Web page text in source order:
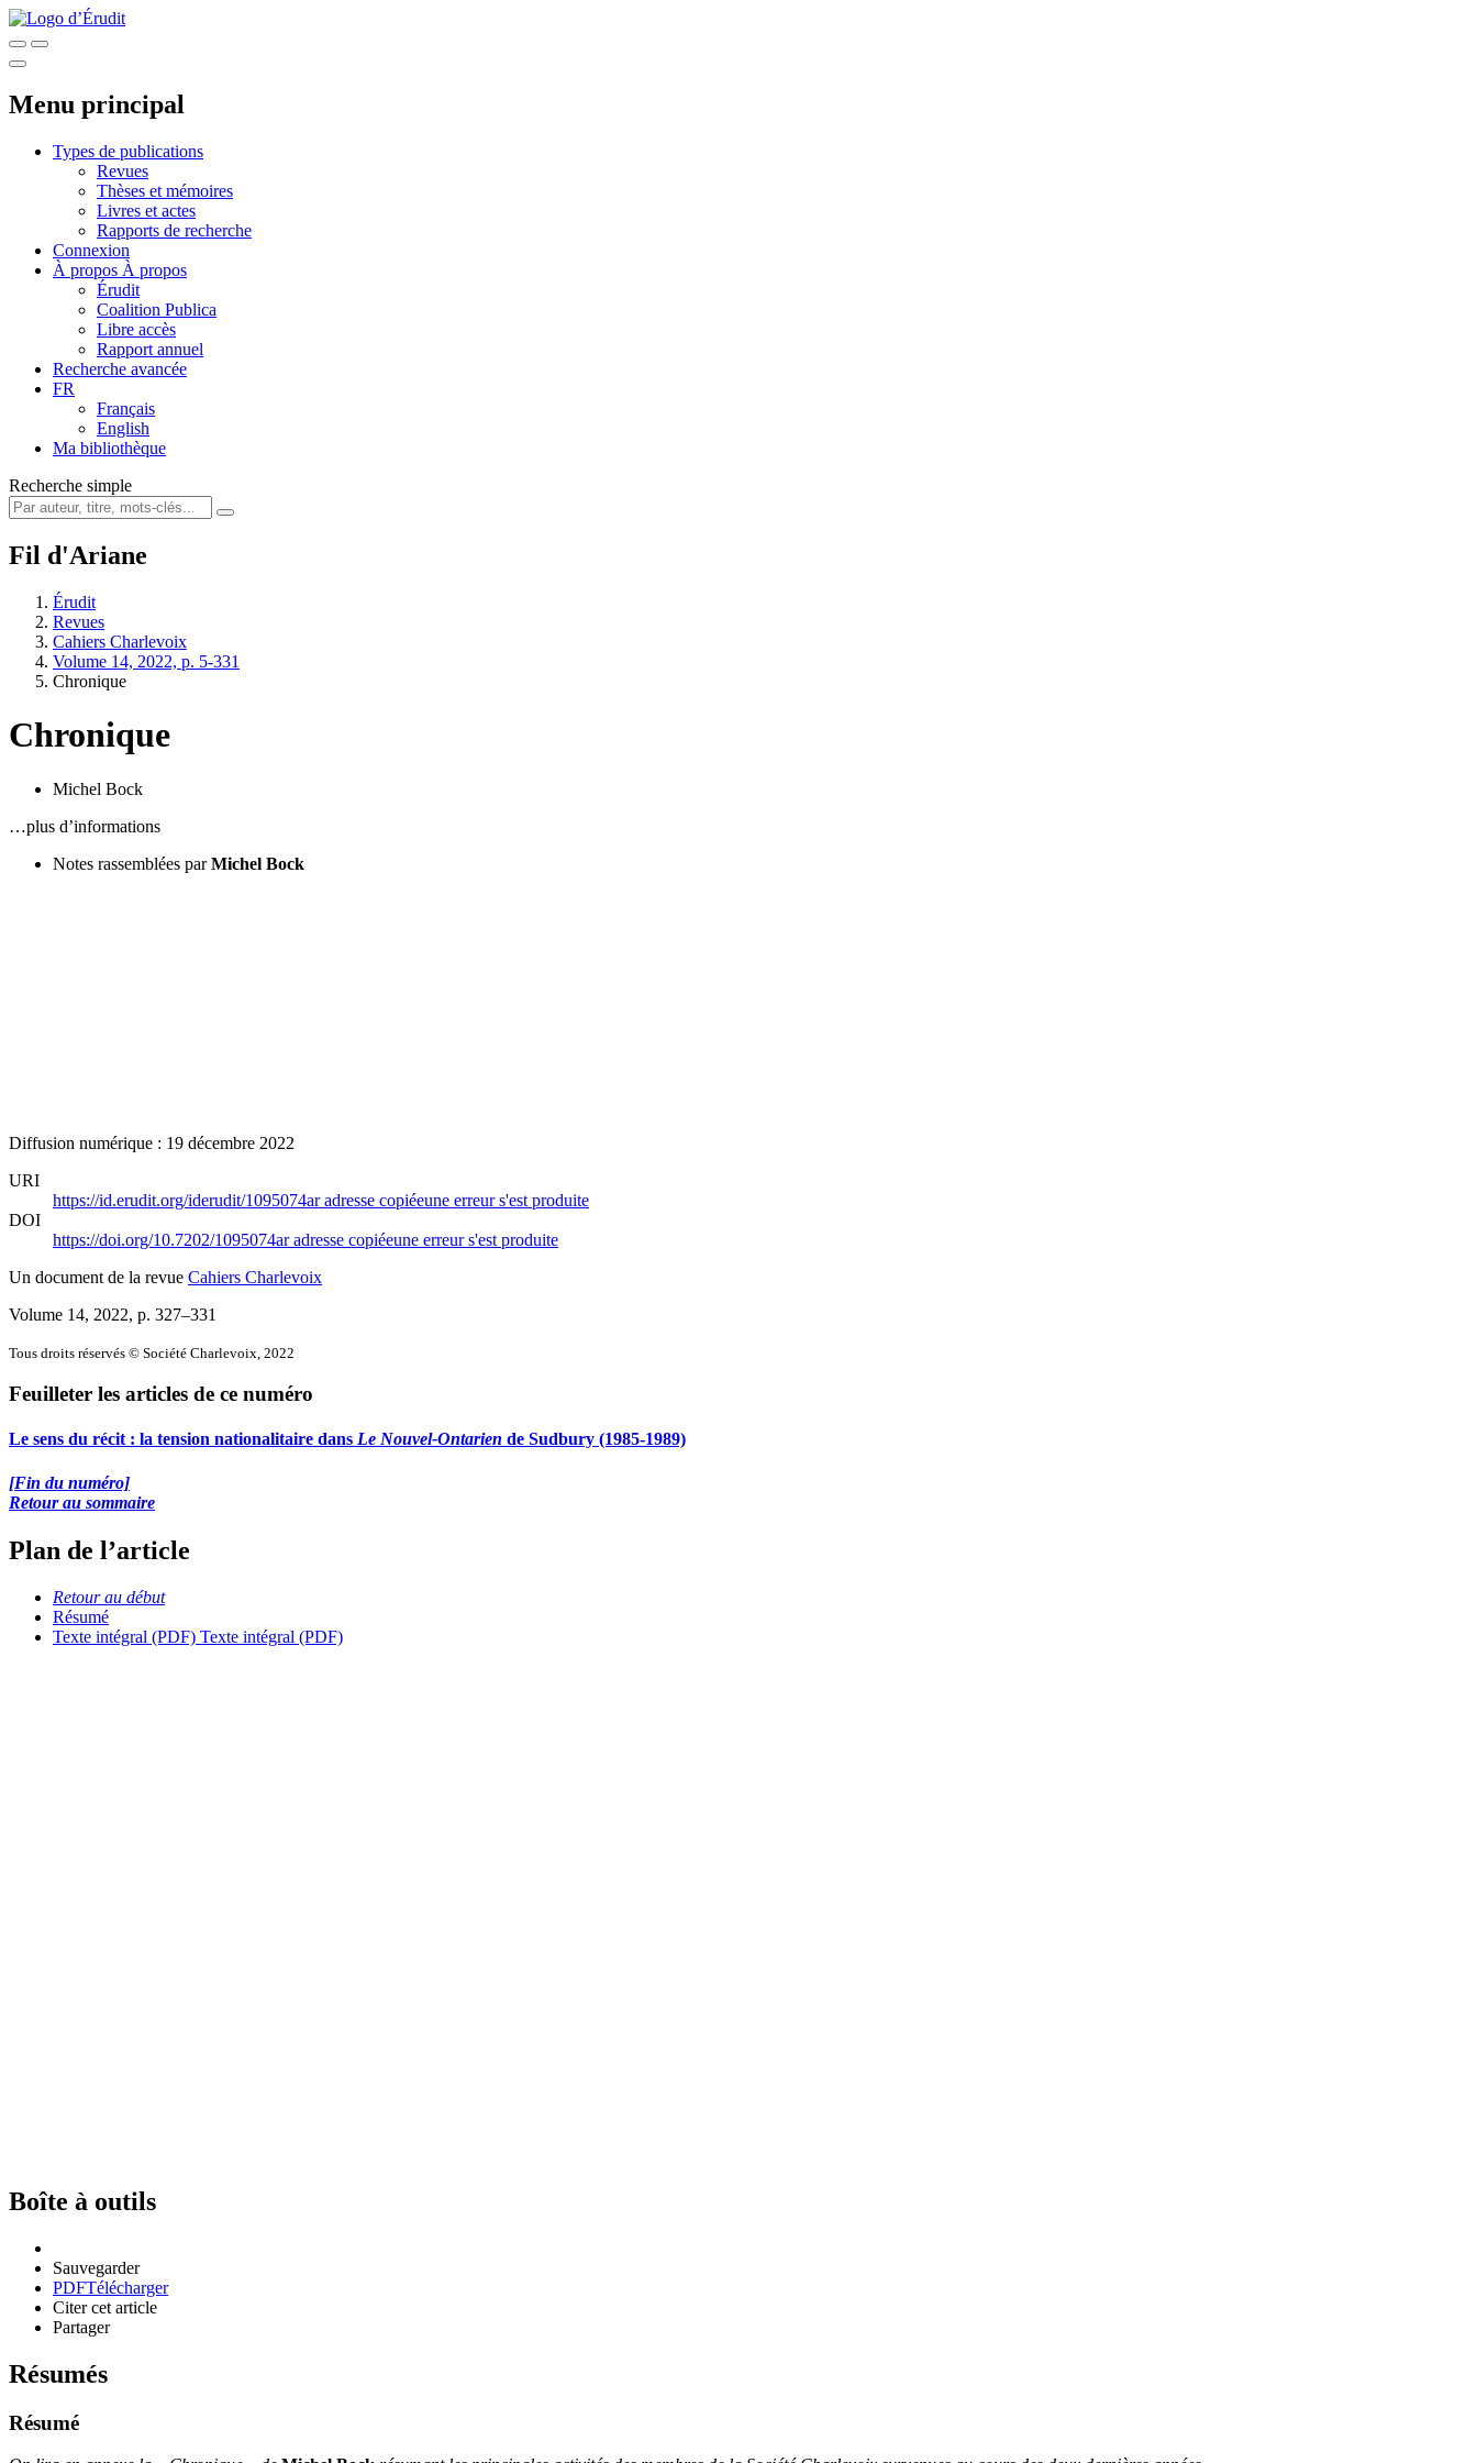
Menu principal
Types de publications
Revues
Thèses et mémoires
Livres et actes
Rapports de recherche
Connexion
À propos À propos
Érudit
Coalition Publica
Libre accès
Rapport annuel
Recherche avancée
FR
Français
English
Ma bibliothèque
Recherche simple
Fil d'Ariane
Érudit
Revues
Cahiers Charlevoix
Volume 14, 2022, p. 5-331
Chronique
Chronique
Michel Bock
…plus d’informations
Notes rassemblées par Michel Bock
Diffusion numérique : 19 décembre 2022
URI
https://id.erudit.org/iderudit/1095074aradresse copiéeune erreur s'est produite
DOI
https://doi.org/10.7202/1095074aradresse copiéeune erreur s'est produite
Un document de la revue Cahiers Charlevoix
Volume 14, 2022, p. 327–331
Tous droits réservés © Société Charlevoix, 2022
Feuilleter les articles de ce numéro
Le sens du récit : la tension nationalitaire dans Le Nouvel-Ontarien de Sudbury (1985-1989)
[Fin du numéro]
Retour au sommaire
Plan de l’article
Retour au début
Résumé
Texte intégral (PDF) Texte intégral (PDF)
Boîte à outils
Sauvegarder
PDFTélécharger
Citer cet article
Partager
Résumés
Résumé